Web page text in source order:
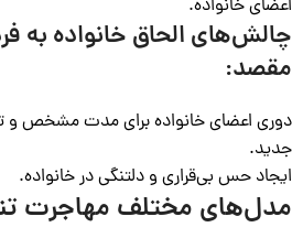
اعضای خانواده.
چالش‌های الحاق خانواده به
مقصد:
دوری اعضای خانواده برای مدت مشخص و
جدید.
ایجاد حس بی‌قراری و دلتنگی در خانواده.
مدل‌های مختلف مهاجرت